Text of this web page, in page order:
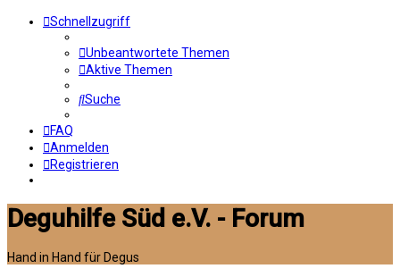
Schnellzugriff
Unbeantwortete Themen
Aktive Themen
Suche
FAQ
Anmelden
Registrieren
Deguhilfe Süd e.V. - Forum
Hand in Hand für Degus